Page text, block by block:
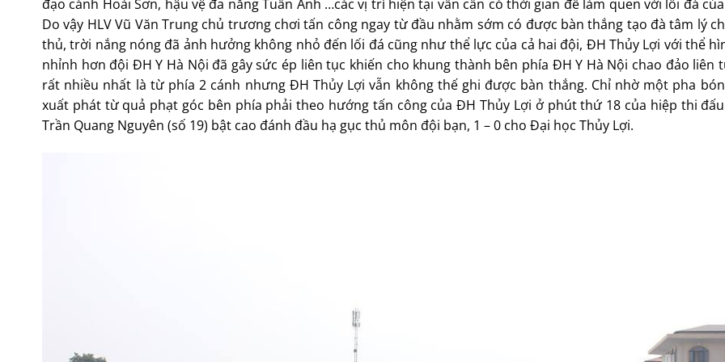
đạo cánh Hoài Sơn, hậu vệ đa năng Tuấn Anh …các vị trí hiện tại vẫn cần có thời gian để làm quen với lối đá
Do vậy HLV Vũ Văn Trung chủ trương chơi tấn công ngay từ đầu nhằm sớm có được bàn thắng tạo đà tâm lý
thủ, trời nắng nóng đã ảnh hưởng không nhỏ đến lối đá cũng như thể lực của cả hai đội, ĐH Thủy Lợi với thể
nhỉnh hơn đội ĐH Y Hà Nội đã gây sức ép liên tục khiến cho khung thành bên phía ĐH Y Hà Nội chao đảo liên
rất nhiều nhất là từ phía 2 cánh nhưng ĐH Thủy Lợi vẫn không thế ghi được bàn thắng. Chỉ nhờ một pha
xuất phát từ quả phạt góc bên phía phải theo hướng tấn công của ĐH Thủy Lợi ở phút thứ 18 của hiệp thi
Trần Quang Nguyên (số 19) bật cao đánh đầu hạ gục thủ môn đội bạn, 1 – 0 cho Đại học Thủy Lợi.